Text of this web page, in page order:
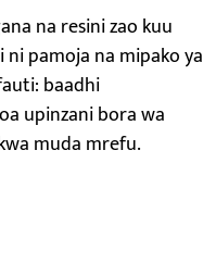
na resini zao kuu
pamoja na mipako ya
baadhi
upinzani bora wa
muda mrefu.